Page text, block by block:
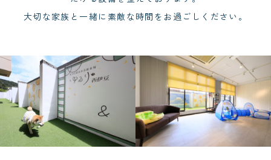
大切な家族と一緒に素敵な時間をお過ごしください。